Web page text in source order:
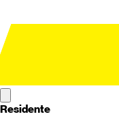
Residente